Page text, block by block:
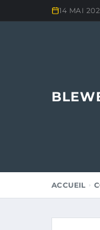
14 MAI
ACCUEIL